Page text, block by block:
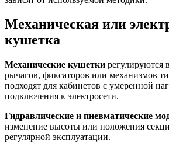
Механическая или
кушетка
Механические кушетки
рычагов, фиксаторов или механизмов
подходят для кабинетов с умеренной
подключения к электросети.
Гидравлические и пневматические
изменение высоты или положения
регулярной эксплуатации.